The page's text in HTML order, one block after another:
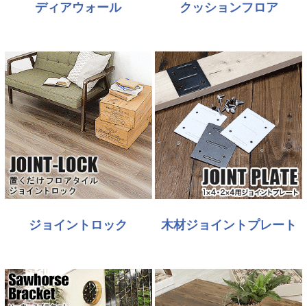
ディアウォール クッションフロア
ジョイントロック 木材ジョイントプレート